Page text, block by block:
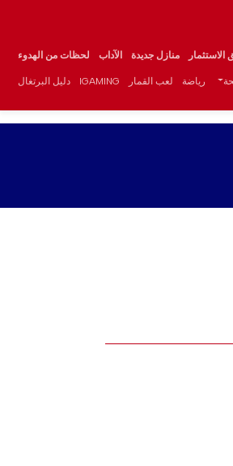
منازل جديدة الآداب لحظات من الهدوء
رياضة لعب القمار IGAMING دليل البرتغال